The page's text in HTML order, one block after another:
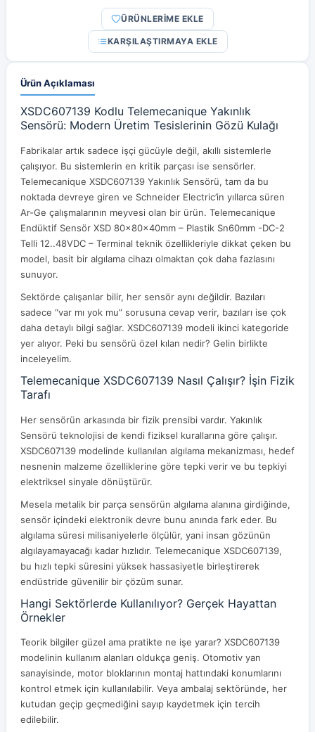
ÜRÜNLERİME EKLE
KARŞILAŞTIRMAYA EKLE
Ürün Açıklaması
XSDC607139 Kodlu Telemecanique Yakınlık
Sensörü: Modern Üretim Tesislerinin Gözü Kulağı
Fabrikalar artık sadece işçi gücüyle değil, akıllı sistemlerle
çalışıyor. Bu sistemlerin en kritik parçası ise sensörler.
Telemecanique XSDC607139 Yakınlık Sensörü, tam da bu
noktada devreye giren ve Schneider Electric’in yıllarca süren
Ar-Ge çalışmalarının meyvesi olan bir ürün. Telemecanique
Endüktif Sensör XSD 80x80x40mm – Plastik Sn60mm -DC-2
Telli 12..48VDC – Terminal teknik özellikleriyle dikkat çeken bu
model, basit bir algılama cihazı olmaktan çok daha fazlasını
sunuyor.
Sektörde çalışanlar bilir, her sensör aynı değildir. Bazıları
sadece “var mı yok mu” sorusuna cevap verir, bazıları ise çok
daha detaylı bilgi sağlar. XSDC607139 modeli ikinci kategoride
yer alıyor. Peki bu sensörü özel kılan nedir? Gelin birlikte
inceleyelim.
Telemecanique XSDC607139 Nasıl Çalışır? İşin Fizik
Tarafı
Her sensörün arkasında bir fizik prensibi vardır. Yakınlık
Sensörü teknolojisi de kendi fiziksel kurallarına göre çalışır.
XSDC607139 modelinde kullanılan algılama mekanizması, hedef
nesnenin malzeme özelliklerine göre tepki verir ve bu tepkiyi
elektriksel sinyale dönüştürür.
Mesela metalik bir parça sensörün algılama alanına girdiğinde,
sensör içindeki elektronik devre bunu anında fark eder. Bu
algılama süresi milisaniyelerle ölçülür, yani insan gözünün
algılayamayacağı kadar hızlıdır. Telemecanique XSDC607139,
bu hızlı tepki süresini yüksek hassasiyetle birleştirerek
endüstride güvenilir bir çözüm sunar.
Hangi Sektörlerde Kullanılıyor? Gerçek Hayattan
Örnekler
Teorik bilgiler güzel ama pratikte ne işe yarar? XSDC607139
modelinin kullanım alanları oldukça geniş. Otomotiv yan
sanayisinde, motor bloklarının montaj hattındaki konumlarını
kontrol etmek için kullanılabilir. Veya ambalaj sektöründe, her
kutudan geçip geçmediğini sayıp kaydetmek için tercih
edilebilir.